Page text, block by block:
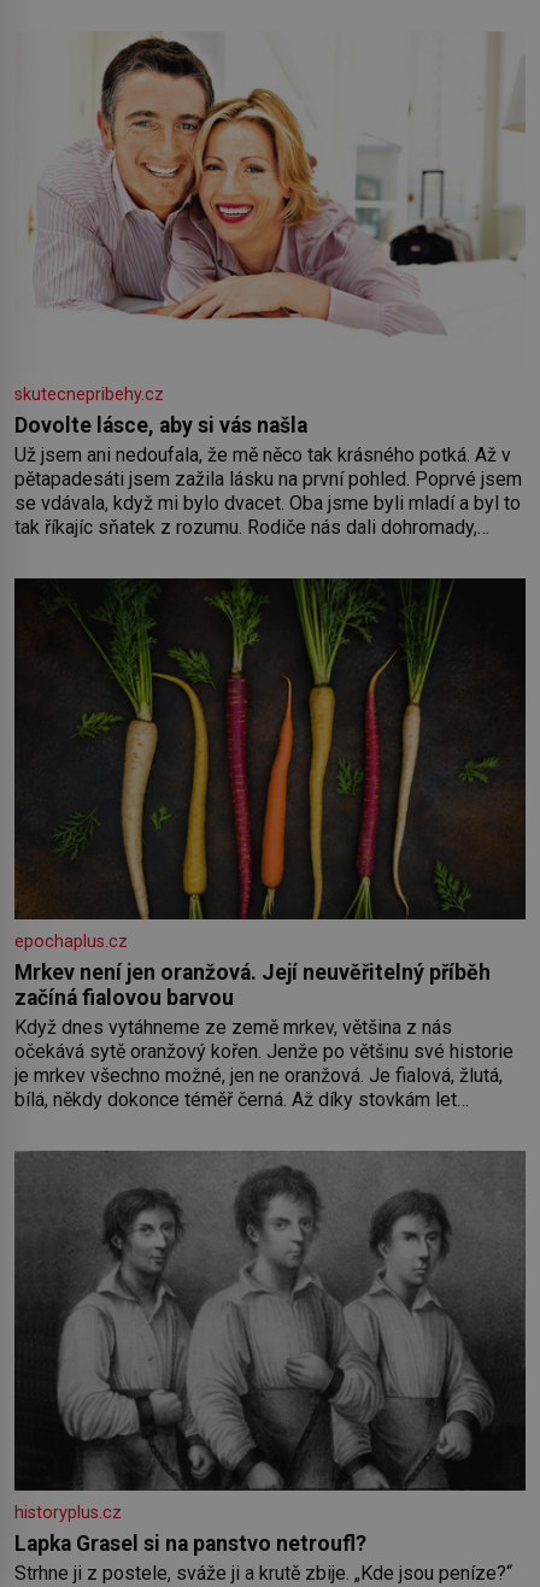
skutecnepribehy.cz
Dovolte lásce, aby si vás našla
Už jsem ani nedoufala, že mě něco tak krásného potká. Až v
pětapadesáti jsem zažila lásku na první pohled. Poprvé jsem
se vdávala, když mi bylo dvacet. Oba jsme byli mladí a byl to
tak říkajíc sňatek z rozumu. Rodiče nás dali dohromady,
oběma moc nesvědčilo, brzy jsme zjistili, že
epochaplus.cz
Mrkev není jen oranžová. Její neuvěřitelný příběh
začíná fialovou barvou
Když dnes vytáhneme ze země mrkev, většina z nás
očekává sytě oranžový kořen. Jenže po většinu své historie
je mrkev všechno možné, jen ne oranžová. Je fialová, žlutá,
bílá, někdy dokonce téměř černá. Až díky stovkám let
českou zahradu ani nedokážeme představit. Její příběh je
historyplus.cz
Lapka Grasel si na panstvo netroufl?
Strhne ji z postele, sváže ji a krutě zbije. „Kde jsou peníze?“